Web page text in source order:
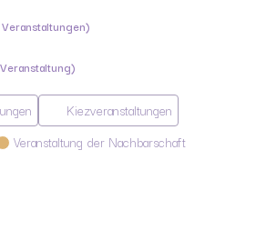
Kiezveranstaltungen
Veranstaltung der Nachbarschaft